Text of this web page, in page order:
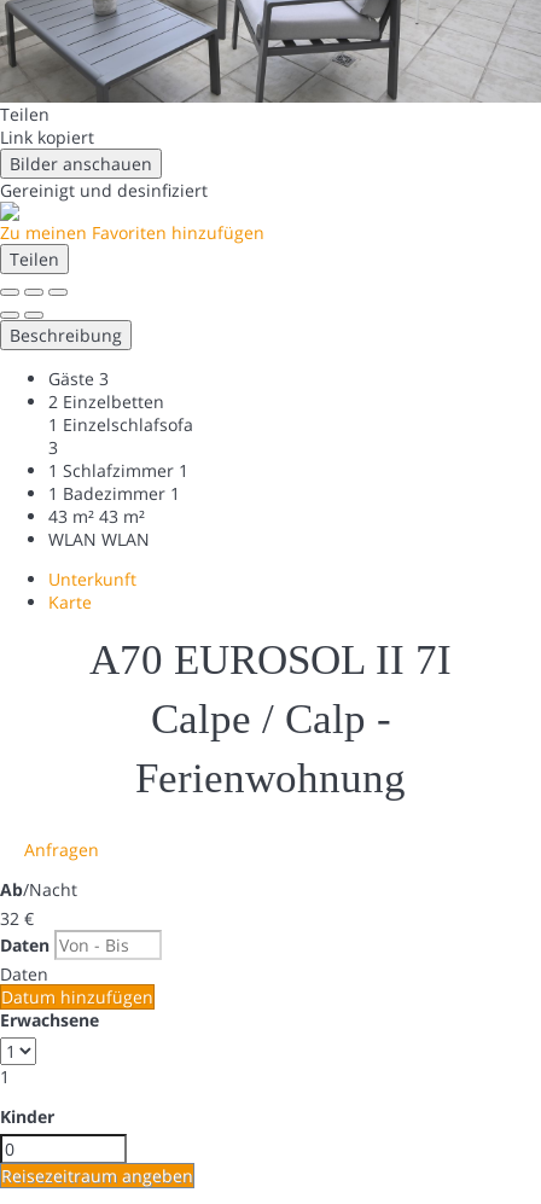
Teilen
Link kopiert
Bilder anschauen
Gereinigt und desinfiziert
Zu meinen Favoriten hinzufügen
Teilen
Beschreibung
Gäste 3
2 Einzelbetten
1 Einzelschlafsofa
3
1 Schlafzimmer 1
1 Badezimmer 1
43 m² 43 m²
WLAN WLAN
Unterkunft
Karte
A70 EUROSOL II 7I
Calpe / Calp -
Ferienwohnung
Anfragen
Ab/Nacht
32 €
Daten
Daten
Datum hinzufügen
Erwachsene
1
Kinder
Reisezeitraum angeben